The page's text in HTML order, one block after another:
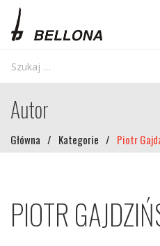
Autor
Główna / Kategorie / Piotr
PIOTR